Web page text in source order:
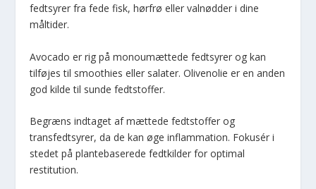
fedtsyrer fra fede fisk, hørfrø eller valnødder i dine
måltider.
Avocado er rig på monoumættede fedtsyrer og kan
tilføjes til smoothies eller salater. Olivenolie er en anden
god kilde til sunde fedtstoffer.
Begræns indtaget af mættede fedtstoffer og
transfedtsyrer, da de kan øge inflammation. Fokusér i
stedet på plantebaserede fedtkilder for optimal
restitution.